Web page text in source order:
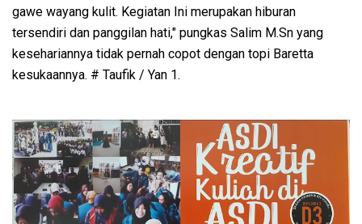
gawe wayang kulit. Kegiatan Ini merupakan hiburan
tersendiri dan panggilan hati," pungkas Salim M.Sn yang
kesehariannya tidak pernah copot dengan topi Baretta
kesukaannya. # Taufik / Yan 1.